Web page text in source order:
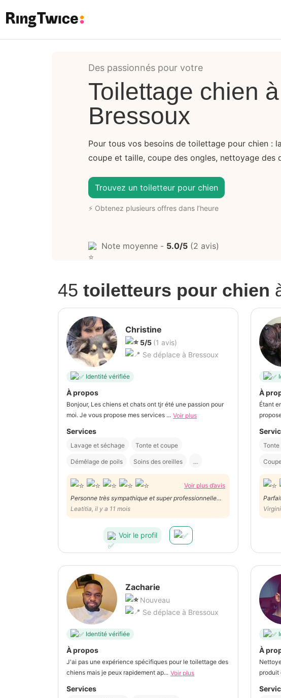
Des passionnés pour votre
Toilettage chien à
Bressoux
Pour tous vos besoins de toilettage pour chien :
coupe et taille, coupe des ongles, nettoyage des
Trouvez un toiletteur pour chien
⚡ Obtenez plusieurs offres dans l’heure
Note moyenne - 5.0/5 (2 avis)
45 toiletteurs pour chien
Christine
5/5 (1 avis)
Se déplace à Bressoux
Identité vérifiée
À propos
Bonjour, Les chiens et chats ont tjr été une passion pour
moi. Je vous propose mes services ... Voir plus
Services
Lavage et séchage Tonte et coupe
Démêlage de poils Soins des oreilles ...
Voir plus d’avis
Personne très sympathique et super professionnelle
mon bébé est magnifique un grand merci
Leatitia, il y a 11 mois
Voir le profil
À
Étant
Tonte
Parfait Très attentionnée envers mon Loulou
merci
Zacharie
Nouveau
Se déplace à Bressoux
Identité vérifiée
À propos
J'ai pas une expérience spécifiques pour le toilettage des
chiens mais je peux rapidement ap... Voir plus
Services
À
produit